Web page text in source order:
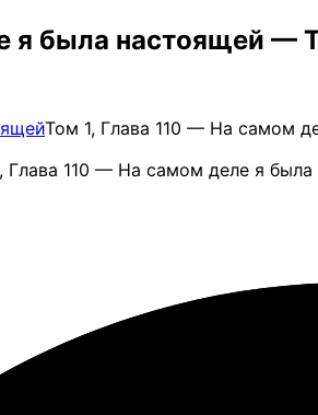
я была настоящей —
Том 1, Глава 110 — На самом
110 — На самом деле я была